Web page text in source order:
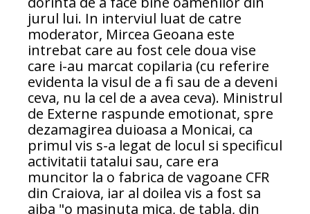
jurul lui. In interviul luat de catre
moderator, Mircea Geoana este
intrebat care au fost cele doua vise
care i-au marcat copilaria (cu referire
evidenta la visul de a fi sau de a deveni
ceva, nu la cel de a avea ceva). Ministrul
de Externe raspunde emotionat, spre
dezamagirea duioasa a Monicai, ca
primul vis s-a legat de locul si specificul
activitatii tatalui sau, care era
muncitor la o fabrica de vagoane CFR
din Craiova, iar al doilea vis a fost sa
aiba "o masinuta mica, de tabla, din